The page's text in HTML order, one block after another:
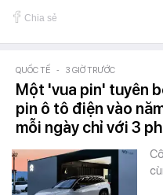
Chia sẻ
QUỐC TẾ - 3 GIỜ TRƯỚC
Một 'vua pin' tuyên
pin ô tô điện vào
mỗi ngày chỉ với 3